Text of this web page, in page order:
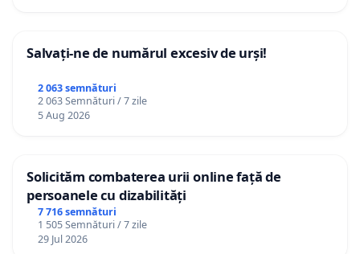
Salvați-ne de numărul excesiv de urși!
2 063 semnături
2 063 Semnături / 7 zile
5 Aug 2026
Solicităm combaterea urii online față de
persoanele cu dizabilități
7 716 semnături
1 505 Semnături / 7 zile
29 Jul 2026